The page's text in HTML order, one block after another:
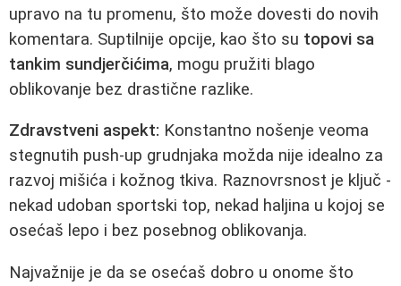
upravo na tu promenu, što može dovesti do novih
komentara. Suptilnije opcije, kao što su topovi sa
tankim sundjerčićima, mogu pružiti blago
oblikovanje bez drastične razlike.
Zdravstveni aspekt: Konstantno nošenje veoma
stegnutih push-up grudnjaka možda nije idealno za
razvoj mišića i kožnog tkiva. Raznovrsnost je ključ -
nekad udoban sportski top, nekad haljina u kojoj se
osećaš lepo i bez posebnog oblikovanja.
Najvažnije je da se osećaš dobro u onome što